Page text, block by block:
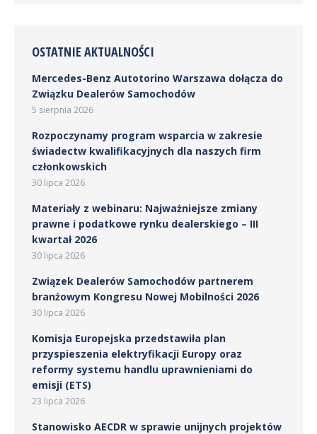
OSTATNIE AKTUALNOŚCI
Mercedes-Benz Autotorino Warszawa dołącza do
Związku Dealerów Samochodów
5 sierpnia 2026
Rozpoczynamy program wsparcia w zakresie
świadectw kwalifikacyjnych dla naszych firm
członkowskich
30 lipca 2026
Materiały z webinaru: Najważniejsze zmiany
prawne i podatkowe rynku dealerskiego – III
kwartał 2026
30 lipca 2026
Związek Dealerów Samochodów partnerem
branżowym Kongresu Nowej Mobilności 2026
30 lipca 2026
Komisja Europejska przedstawiła plan
przyspieszenia elektryfikacji Europy oraz
reformy systemu handlu uprawnieniami do
emisji (ETS)
23 lipca 2026
Stanowisko AECDR w sprawie unijnych projektów